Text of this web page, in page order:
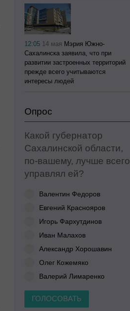
12:05 14 мая Мэрия Южно-
Сахалинска заявила, что при
развитии застроенных территорий
прежде всего учитываются
интересы людей
Опрос
Какой губернатор
Сахалинской области,
по-вашему, лучше всего
управлял ей?
Валентин Федоров
Евгений Краснояров
Игорь Фархутдинов
Иван Малахов
Александр Хорошавин
Олег Кожемяко
Валерий Лимаренко
ГОЛОСОВАТЬ